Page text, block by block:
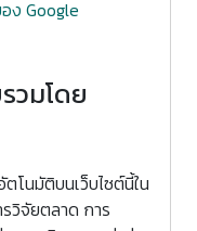
ง Google
วมโดย
โนมัติบนเว็บไซต์นี้ใน
วิจัยตลาด การ